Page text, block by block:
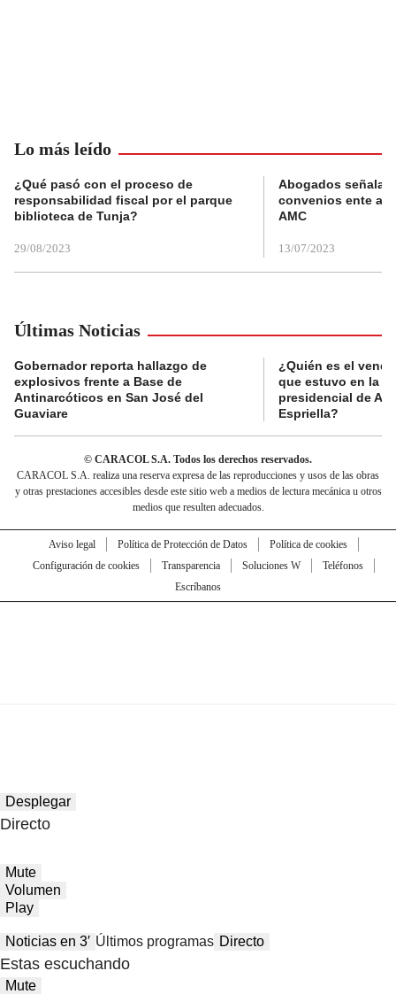
Lo más leído
¿Qué pasó con el proceso de
responsabilidad fiscal por el parque
biblioteca de Tunja?
29/08/2023
Abogados
convenios ente
AMC
13/07/2023
Últimas Noticias
Gobernador reporta hallazgo de
explosivos frente a Base de
Antinarcóticos en San José del
Guaviare
¿Quién es el
que estuvo en la
presidencial de
Espriella?
© CARACOL S.A. Todos los derechos reservados.
CARACOL S.A. realiza una reserva expresa de las reproducciones y usos de las obras
y otras prestaciones accesibles desde este sitio web a medios de lectura mecánica u otros
medios que resulten adecuados.
Aviso legal Política de Protección de Datos
Política de cookies
Configuración de cookies
Transparencia Soluciones W
Teléfonos
Escríbanos
Desplegar
Directo
Mute
Volumen
Play
Noticias en 3′ Últimos programas Directo
Estas escuchando
Mute